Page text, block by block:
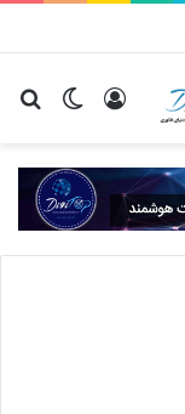
تغییر ورود